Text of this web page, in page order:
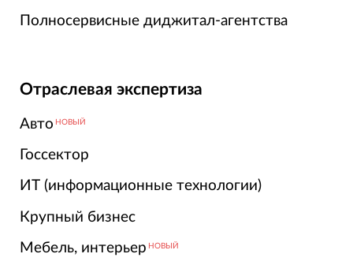
Полносервисные диджитал-агентства
Отраслевая экспертиза
Авто НОВЫЙ
Госсектор
ИТ (информационные технологии)
Крупный бизнес
Мебель, интерьер НОВЫЙ